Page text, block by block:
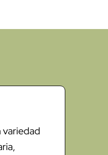
variedad